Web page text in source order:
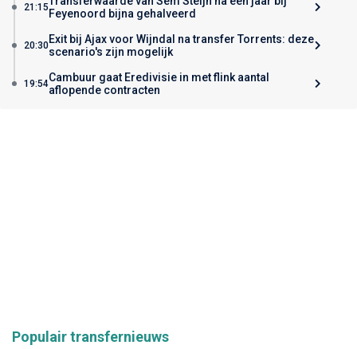
21:15 Feyenoord bijna gehalveerd
20:30Exit bij Ajax voor Wijndal na transfer Torrents: deze
scenario's zijn mogelijk
19:54Cambuur gaat Eredivisie in met flink aantal
aflopende contracten
Populair transfernieuws